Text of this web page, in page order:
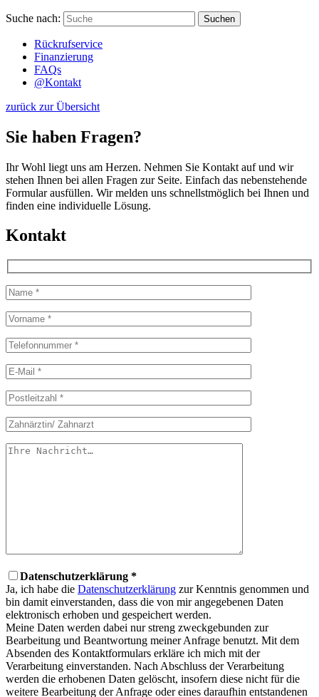
Suche nach: Suchen
Rückrufservice
Finanzierung
FAQs
@Kontakt
zurück zur Übersicht
Sie haben Fragen?
Ihr Wohl liegt uns am Herzen. Nehmen Sie Kontakt auf und wir
stehen Ihnen bei allen Fragen zur Seite. Einfach das nebenstehende
Formular ausfüllen. Wir melden uns schnellstmöglich bei Ihnen und
finden eine individuelle Lösung.
Kontakt
Datenschutzerklärung *
Ja, ich habe die Datenschutzerklärung zur Kenntnis genommen und
bin damit einverstanden, dass die von mir angegebenen Daten
elektronisch erhoben und gespeichert werden.
Meine Daten werden dabei nur streng zweckgebunden zur
Bearbeitung und Beantwortung meiner Anfrage benutzt. Mit dem
Absenden des Kontaktformulars erkläre ich mich mit der
Verarbeitung einverstanden. Nach Abschluss der Verarbeitung
werden die erhobenen Daten gelöscht, insofern diese nicht für die
weitere Bearbeitung der Anfrage oder eines daraufhin entstandenen